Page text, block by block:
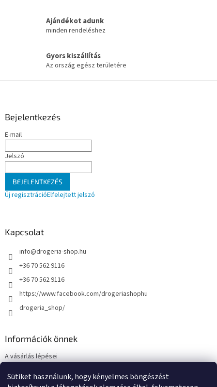
Sütiket használunk, hogy kényelmes böngészést
t
Ajándékot adunk
minden rendeléshez
Gyors kiszállítás
Az ország egész területére
Bejelentkezés
E-mail
Jelszó
BEJELENTKEZÉS
Új regisztrációElfelejtett jelszó
Kapcsolat
info@drogeria-shop.hu
+36 70 562 9116
+36 70 562 9116
https://www.facebook.com/drogeriashophu
drogeria_shop/
Információk önnek
A vásárlás lépései
Adatkezelési tájékoztató